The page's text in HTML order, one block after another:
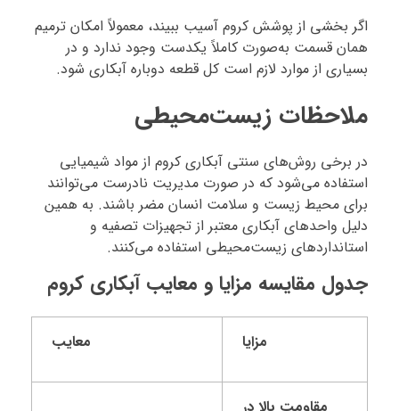
اگر بخشی از پوشش کروم آسیب ببیند، معمولاً امکان ترمیم
همان قسمت به‌صورت کاملاً یکدست وجود ندارد و در
بسیاری از موارد لازم است کل قطعه دوباره آبکاری شود.
ملاحظات زیست‌محیطی
در برخی روش‌های سنتی آبکاری کروم از مواد شیمیایی
استفاده می‌شود که در صورت مدیریت نادرست می‌توانند
برای محیط زیست و سلامت انسان مضر باشند. به همین
دلیل واحدهای آبکاری معتبر از تجهیزات تصفیه و
استانداردهای زیست‌محیطی استفاده می‌کنند.
جدول مقایسه مزایا و معایب آبکاری کروم
مزایا معایب